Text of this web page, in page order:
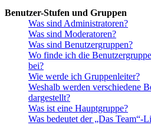
Benutzer-Stufen und Gruppen
Was sind Administratoren?
Was sind Moderatoren?
Was sind Benutzergruppen?
Wo finde ich die
bei?
Wie werde ich Gruppenleiter?
Weshalb werden verschiedene
dargestellt?
Was ist eine Hauptgruppe?
Was bedeutet der „Das Team“-